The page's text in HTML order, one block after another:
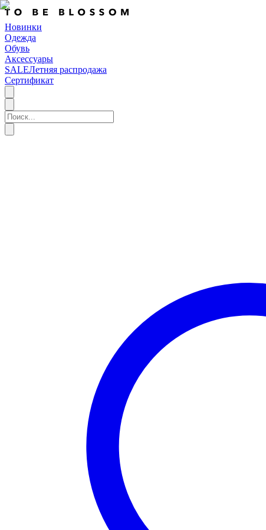
Новинки
Одежда
Обувь
Аксессуары
SALEЛетняя распродажа
Сертификат